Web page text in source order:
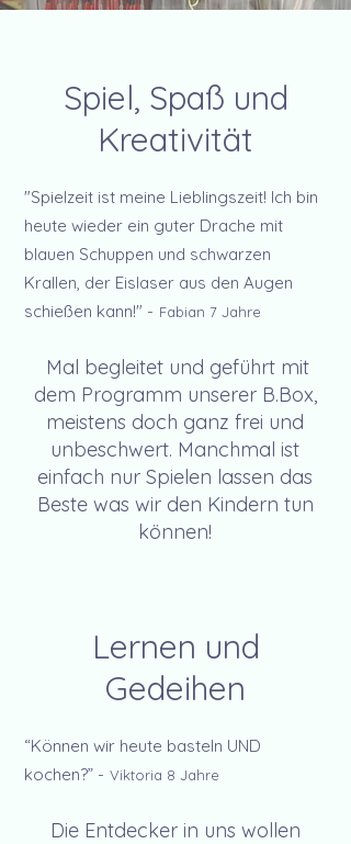
Spiel, Spaß und
Kreativität
"Spielzeit ist meine Lieblingszeit! Ich bin
heute wieder ein guter Drache mit
blauen Schuppen und schwarzen
Krallen, der Eislaser aus den Augen
schießen kann!" - Fabian 7 Jahre
Mal begleitet und geführt mit
dem Programm unserer B.Box,
meistens doch ganz frei und
unbeschwert. Manchmal ist
einfach nur Spielen lassen das
Beste was wir den Kindern tun
können!
Lernen und
Gedeihen
“Können wir heute basteln UND
kochen?” - Viktoria 8 Jahre
Die Entdecker in uns wollen